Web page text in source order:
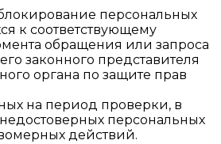
персональных
к соответствующему
обращения или запроса
законного представителя
органа по защите прав
на период проверки, в
персональных
действий.